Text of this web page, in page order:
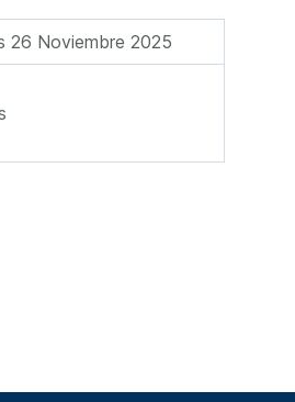
26 Noviembre 2025